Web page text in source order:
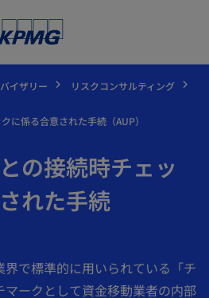
イザリー
リスクコンサルティング
に係る合意された手続（AUP）
の接続時チェッ
れた手続
で標準的に用いられている「チ
ークとして資金移動業者の内部